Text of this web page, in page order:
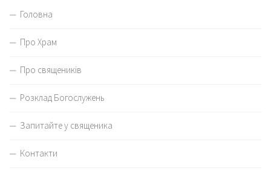
Головна
Про Храм
Про священиків
Розклад Богослужень
Запитайте у священика
Контакти